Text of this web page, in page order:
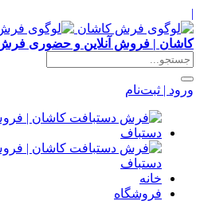
|
کاشان | فروش آنلاین و حضوری
ورود | ثبت‌نام
خانه
فروشگاه